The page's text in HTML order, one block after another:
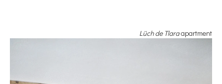
Lüch de Tlaraapartment